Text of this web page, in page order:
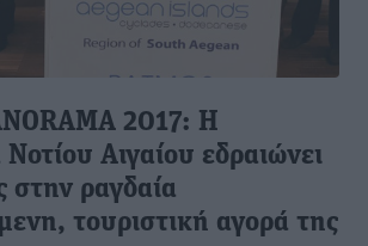
2017: Η
Αιγαίου εδραιώνει
στην ραγδαία
τουριστική αγορά της